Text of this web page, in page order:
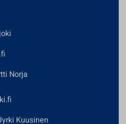
Norja
Kuusinen